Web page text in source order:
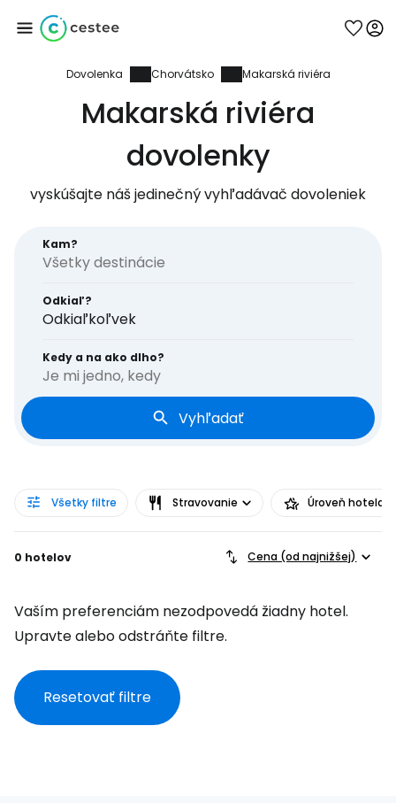
Dovolenka Chorvátsko Makarská riviéra
Makarská riviéra
dovolenky
vyskúšajte náš jedinečný vyhľadávač dovoleniek
Kam?
Odkiaľ?
Odkiaľkoľvek
Kedy a na ako dlho?
Je mi jedno, kedy
Vyhľadať
Všetky filtre Stravovanie Úroveň hotela
0 hotelov Cena (od najnižšej)
Vaším preferenciám nezodpovedá žiadny hotel.
Upravte alebo odstráňte filtre.
Resetovať filtre
Prihláste sa do
služby Cestee
Pokračovať na Facebooku
Pokračovať s e-mailom